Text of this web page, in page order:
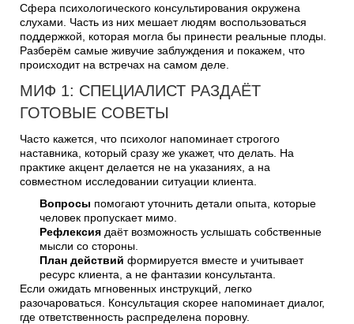
Сфера психологического консультирования окружена
слухами. Часть из них мешает людям воспользоваться
поддержкой, которая могла бы принести реальные плоды.
Разберём самые живучие заблуждения и покажем, что
происходит на встречах на самом деле.
МИФ 1: СПЕЦИАЛИСТ РАЗДАЁТ
ГОТОВЫЕ СОВЕТЫ
Часто кажется, что психолог напоминает строгого
наставника, который сразу же укажет, что делать. На
практике акцент делается не на указаниях, а на
совместном исследовании ситуации клиента.
Вопросы помогают уточнить детали опыта, которые
человек пропускает мимо.
Рефлексия даёт возможность услышать собственные
мысли со стороны.
План действий формируется вместе и учитывает
ресурс клиента, а не фантазии консультанта.
Если ожидать мгновенных инструкций, легко
разочароваться. Консультация скорее напоминает диалог,
где ответственность распределена поровну.